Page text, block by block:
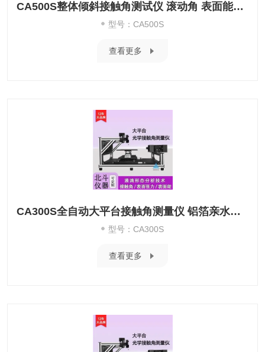
CA500S整体倾斜接触角测试仪 滚动角 表面能测量
型号：CA500S
查看更多
CA300S全自动大平台接触角测量仪 铝箔亲水性测试
型号：CA300S
查看更多